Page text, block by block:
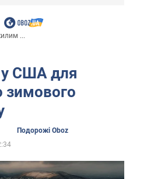
...
у США для
зимового
Подорожі Oboz